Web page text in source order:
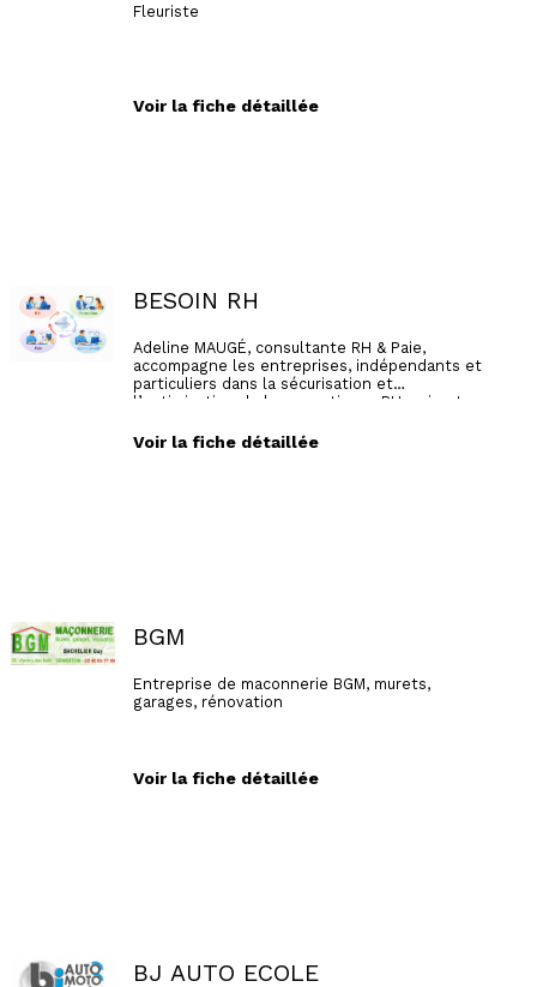
Fleuriste
Voir la fiche détaillée
BESOIN RH
Adeline MAUGÉ, consultante RH & Paie,
accompagne les entreprises, indépendants et
particuliers dans la sécurisation et
l’optimisation de leurs pratiques RH, paie et
Forte d’une expérience opérationnelle solide,
Voir la fiche détaillée
BGM
Entreprise de maconnerie BGM, murets,
garages, rénovation
Voir la fiche détaillée
BJ AUTO ECOLE